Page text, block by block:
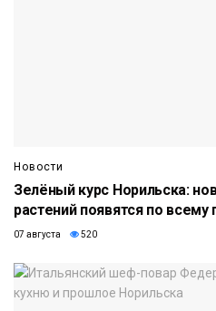
Новости
Зелёный курс Норильска:
растений появятся по всему
07 августа 520